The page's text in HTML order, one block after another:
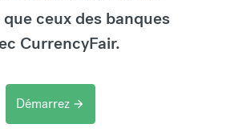
ceux des banques
CurrencyFair.
Démarrez arrow_forward